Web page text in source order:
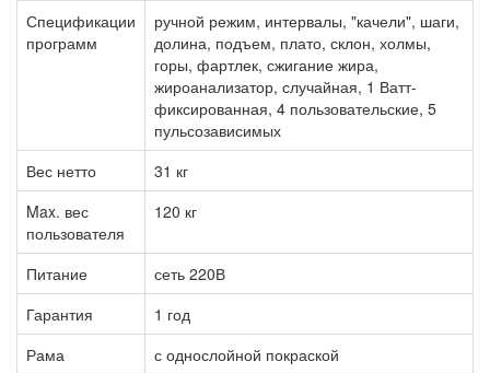
Спецификации
программ
ручной режим, интервалы, "качели", шаги,
долина, подъем, плато, склон, холмы,
горы, фартлек, сжигание жира,
жироанализатор, случайная, 1 Ватт-
фиксированная, 4 пользовательские, 5
пульсозависимых
Вес нетто
31 кг
Max. вес
пользователя
120 кг
Питание
сеть 220В
Гарантия
1 год
Рама
с однослойной покраской